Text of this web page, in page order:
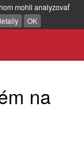
mohli analyzovať
OK
na